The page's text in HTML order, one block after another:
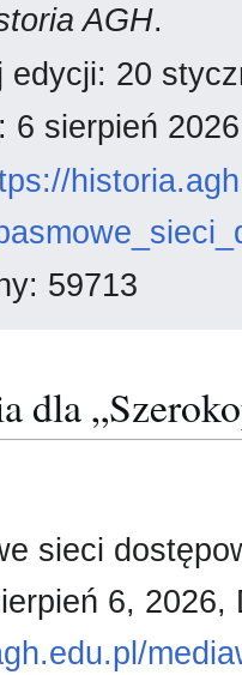
AGH.
edycji: 20
6 sierpień
59713
dla
sieci
6,